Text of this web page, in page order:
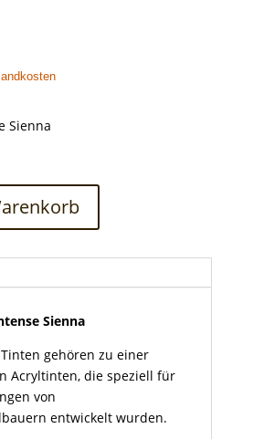
Sienna
Sienna
gehören zu einer
Acryltinten, die speziell für
von
entwickelt wurden.